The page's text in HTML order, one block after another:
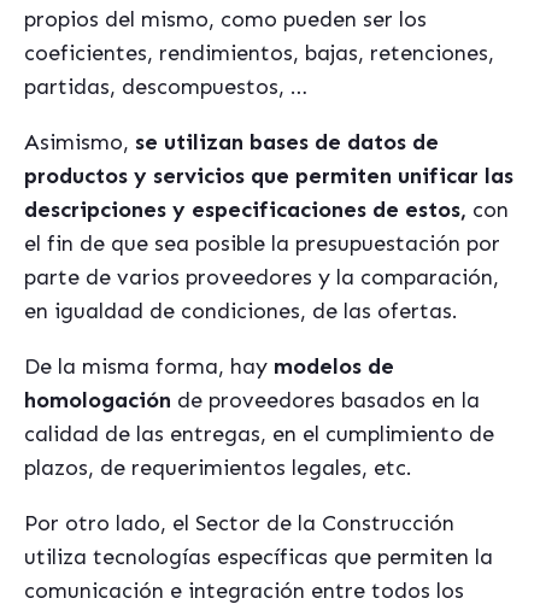
propios del mismo, como pueden ser los
coeficientes, rendimientos, bajas, retenciones,
partidas, descompuestos, …
Asimismo, se utilizan bases de datos de
productos y servicios que permiten unificar las
descripciones y especificaciones de estos, con
el fin de que sea posible la presupuestación por
parte de varios proveedores y la comparación,
en igualdad de condiciones, de las ofertas.
De la misma forma, hay modelos de
homologación de proveedores basados en la
calidad de las entregas, en el cumplimiento de
plazos, de requerimientos legales, etc.
Por otro lado, el Sector de la Construcción
utiliza tecnologías específicas que permiten la
comunicación e integración entre todos los